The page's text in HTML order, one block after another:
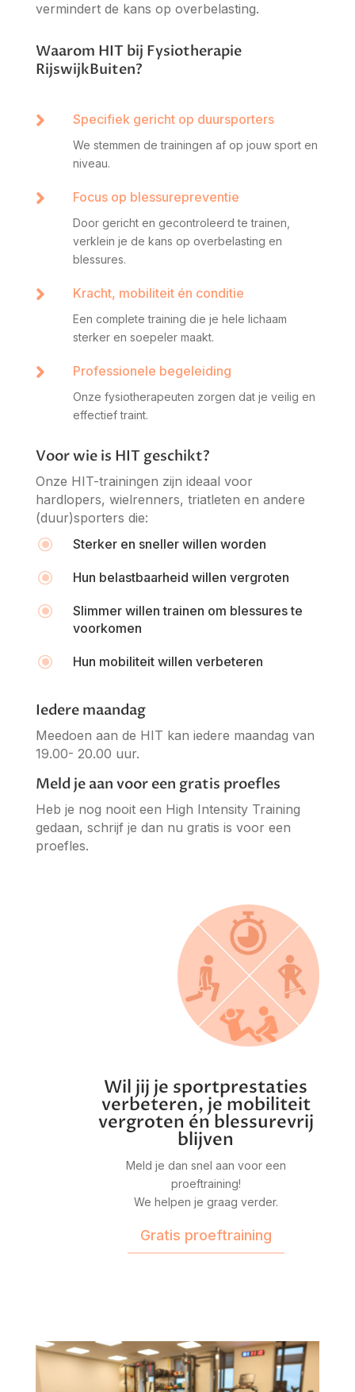
vermindert de kans op overbelasting.
Waarom HIT bij Fysiotherapie
RijswijkBuiten?
 Specifiek gericht op duursporters
We stemmen de trainingen af op jouw sport en
niveau.
 Focus op blessurepreventie
Door gericht en gecontroleerd te trainen,
verklein je de kans op overbelasting en
blessures.
 Kracht, mobiliteit én conditie
Een complete training die je hele lichaam
sterker en soepeler maakt.
 Professionele begeleiding
Onze fysiotherapeuten zorgen dat je veilig en
effectief traint.
Voor wie is HIT geschikt?
Onze HIT-trainingen zijn ideaal voor
hardlopers, wielrenners, triatleten en andere
(duur)sporters die:
\ Sterker en sneller willen worden
\ Hun belastbaarheid willen vergroten
\
Slimmer willen trainen om blessures te
voorkomen
\ Hun mobiliteit willen verbeteren
Iedere maandag
Meedoen aan de HIT kan iedere maandag van
19.00- 20.00 uur.
Meld je aan voor een gratis proefles
Heb je nog nooit een High Intensity Training
gedaan, schrijf je dan nu gratis is voor een
proefles.
Wil jij je sportprestaties
verbeteren, je mobiliteit
vergroten én blessurevrij
blijven
Meld je dan snel aan voor een
proeftraining!
We helpen je graag verder.
Gratis proeftraining